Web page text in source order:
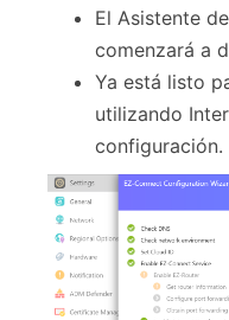
El Asistente
comenzará a
Ya está listo
utilizando
configuración.